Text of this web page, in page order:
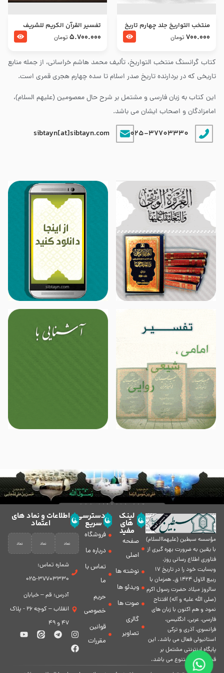
کتاب گرانسنگ منتخب التواريخ، تألیف محمد هاشم خراسانی، از جمله منابع
تاریخی که در بردارنده تاریخ صدر اسلام تا سده چهارم هجری قمری است.
این کتاب به زبان فارسی و مشتمل بر شرح حال معصومین (علیهم السلام)،
امامزادگان و اصحاب ایشان می باشد.
025-37703330
sibtayn[at]sibtayn.com
منتخب التواریخ جلد چهارم تاریخ
امام زین العابدین و امام محمد
700.000 تومان
تفسير القرآن الكريم للشريف
المرتضي قدس سرّه
5.700.000 تومان
مؤسسه سبطين (عليهماالسلام)
با يقين به ضرورت بهره گیرى از
فناورى اطلاع رسانى روز،
وبسایت خود را در تاريخ 17
ربيع الاول 1424 ق. همزمان با
سالروز ميلاد حضرت رسول اكرم
(صلی الله علیه و آله) افتتاح
نمود و هم اكنون با زبان های
فارسی، عربى، انگلیسی،
فرانسوی، آذری و ترکی
استانبولی فعال مى باشد. اين
پايگاه اينترنتى مشتمل بر
قسمت هاى متنوع مى باشد.
لینک
های
مفید
صفحه
اصلی
نوشته ها
ویدئو ها
صوت ها
گالری
تصاویر
دسترسی
سریع
فروشگاه
درباره ما
تماس با
ما
حریم
خصوصی
قوانین
مقررات
اطلاعات و نماد های
اعتماد
شماره تماس:
37703330-025
آدرس: قم – خیابان
انقلاب – کوچه 26 - پلاک
47 و 49